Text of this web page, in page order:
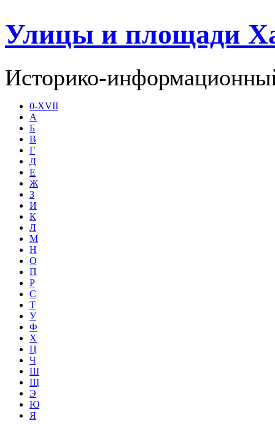
Улицы и площади
Историко-
0-XVII
А
Б
В
Г
Д
Е
Ж
З
И
К
Л
М
Н
О
П
Р
С
Т
У
Ф
Х
Ц
Ч
Ш
Щ
Э
Ю
Я